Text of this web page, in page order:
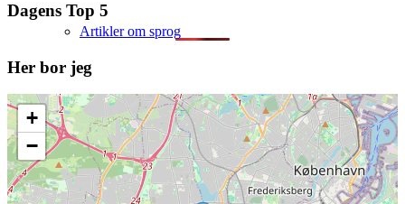
Artikler om sprog
Database med sprogfejl
Dagens Top 5
Her bor jeg
+
−